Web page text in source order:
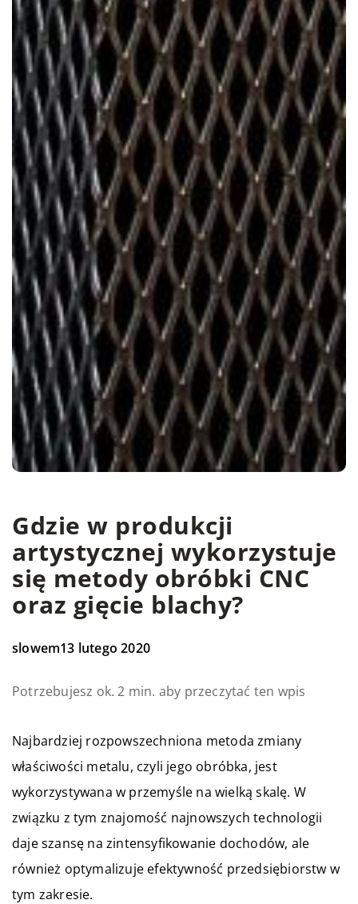
Gdzie w produkcji
artystycznej wykorzystuje
się metody obróbki CNC
oraz gięcie blachy?
slowem13 lutego 2020
Potrzebujesz ok. 2 min. aby przeczytać ten wpis
Najbardziej rozpowszechniona metoda zmiany
właściwości metalu, czyli jego obróbka, jest
wykorzystywana w przemyśle na wielką skalę. W
związku z tym znajomość najnowszych technologii
daje szansę na zintensyfikowanie dochodów, ale
również optymalizuje efektywność przedsiębiorstw w
tym zakresie.